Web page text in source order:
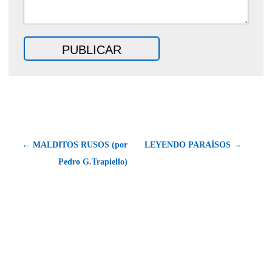
← MALDITOS RUSOS (por
Pedro G.Trapiello)
LEYENDO PARAÍSOS →